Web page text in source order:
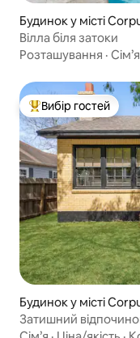
Будинок у місті
Вілла біля затоки
Розташування · Сім’я
Топ вибір гостей
Вибір гостей
Будинок у місті
Затишний